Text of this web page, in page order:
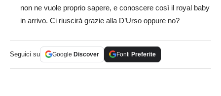
non ne vuole proprio sapere, e conoscere così il royal baby
in arrivo. Ci riuscirà grazie alla D’Urso oppure no?
Seguici su Google Discover Fonti Preferite